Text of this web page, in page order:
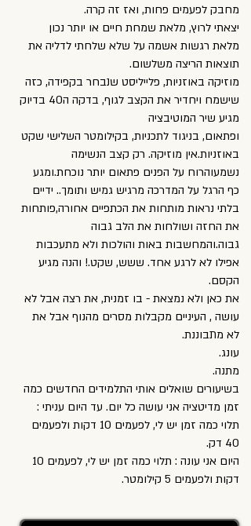
מחבק לפעמים פחות, ואז זה קרה.
יצאתי לרוץ, מלאת שמחת חיים או יותר נכון
מלאת רגשות אשמה על שלא שלחתי לדליה את
תוצאות הריצה משלשום.
מוזיקה באוזניות, פלייליסט שנבחר בקפידה, כזה
שישמח ויחדיר את הקצב לגוף, בדקה ה40 בדיוק
מגיע שיר המוטיבציה
ופתאום, בניגוד לתכניות, בקילומטר השלישי שקט
באוזניות.אין מוזיקה. רק קצב הנשימה
נשמעוהרוח על הפנים פתאום יותר נוכחת.ומגע
כף הרגל על המדרכה מרגיש גמיש ותומך.. ידיים
בלתי נראות מותחות את הכתפיים אחורה,פותחות
את החזה ושולחות את הלב גבוה
גבוה.והמחשבות באות והולכות ולא מתעכבות
אפילו לא לרגע אחד. ששש, שקט.! והנה מגיע
הקסם.
את כאן ולא נמצאת - בו זמנית, את רצה אבל לא
עושה , העיניים מקבלות מסרים מהנוף אבל את
לא מתבוננת.
עונג.
מתנה.
בשיעורים שואלים אותי התלמידים החדשים כמה
זמן מדיטציה אני עושה כל יום. עד היום עניתי :
תלוי כמה זמן יש לי, לפעמים 10 דקות ולפעמים
40 דק.
היום אני עונה : תלוי כמה זמן יש לי, לפעמים 10
דקות ולפעמים 5 קילומטר.